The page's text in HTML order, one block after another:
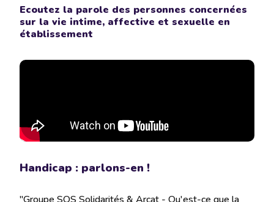
Ecoutez la parole des personnes concernées
sur la vie intime, affective et sexuelle en
établissement
Handicap : parlons-en !